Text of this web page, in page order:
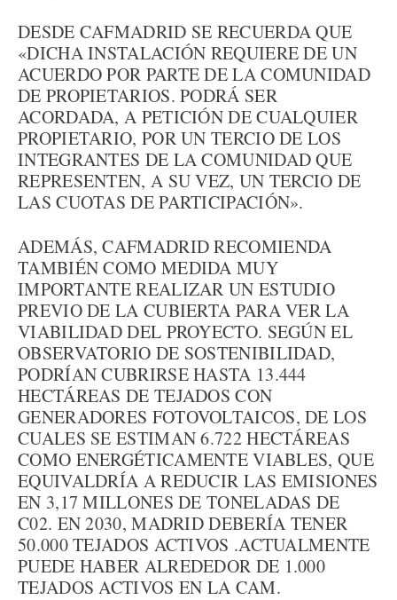
DESDE CAFMADRID SE RECUERDA QUE
«DICHA INSTALACIÓN REQUIERE DE UN
ACUERDO POR PARTE DE LA COMUNIDAD
DE PROPIETARIOS. PODRÁ SER
ACORDADA, A PETICIÓN DE CUALQUIER
PROPIETARIO, POR UN TERCIO DE LOS
INTEGRANTES DE LA COMUNIDAD QUE
REPRESENTEN, A SU VEZ, UN TERCIO DE
LAS CUOTAS DE PARTICIPACIÓN».
ADEMÁS, CAFMADRID RECOMIENDA
TAMBIÉN COMO MEDIDA MUY
IMPORTANTE REALIZAR UN ESTUDIO
PREVIO DE LA CUBIERTA PARA VER LA
VIABILIDAD DEL PROYECTO. SEGÚN EL
OBSERVATORIO DE SOSTENIBILIDAD,
PODRÍAN CUBRIRSE HASTA 13.444
HECTÁREAS DE TEJADOS CON
GENERADORES FOTOVOLTAICOS, DE LOS
CUALES SE ESTIMAN 6.722 HECTÁREAS
COMO ENERGÉTICAMENTE VIABLES, QUE
EQUIVALDRÍA A REDUCIR LAS EMISIONES
EN 3,17 MILLONES DE TONELADAS DE
C02. EN 2030, MADRID DEBERÍA TENER
50.000 TEJADOS ACTIVOS .ACTUALMENTE
PUEDE HABER ALREDEDOR DE 1.000
TEJADOS ACTIVOS EN LA CAM.